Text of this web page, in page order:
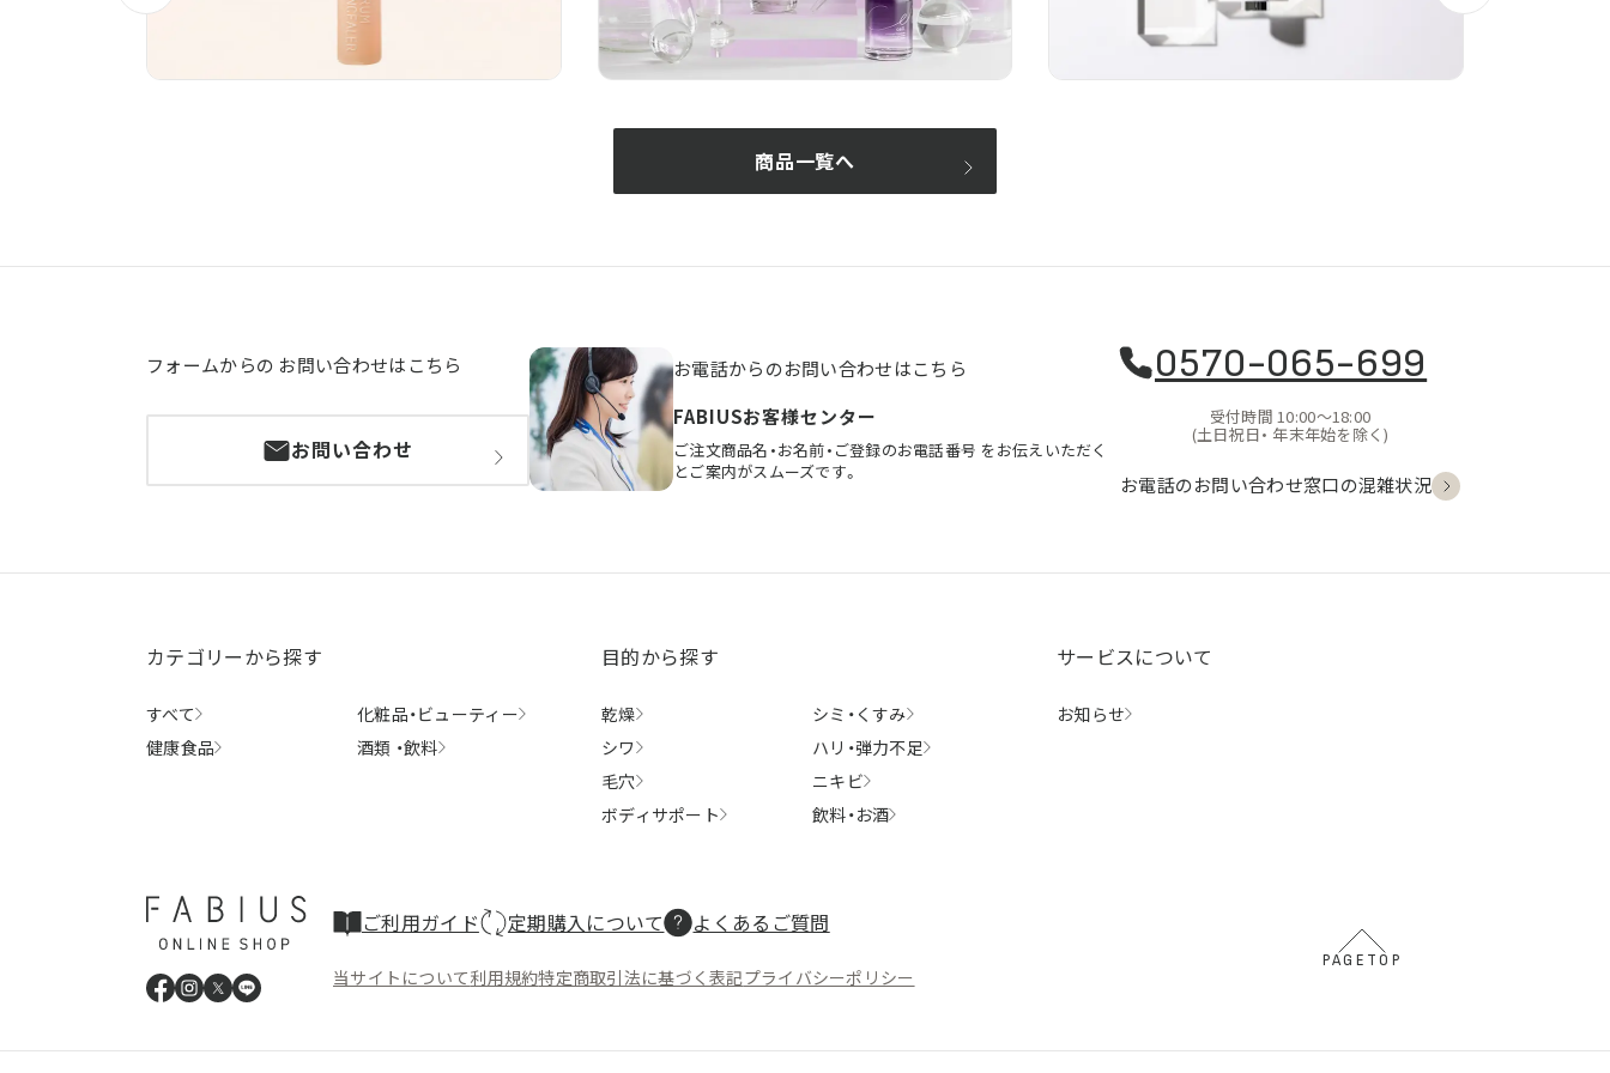
商品一覧へ
フォームからの お問い合わせはこちら
お問い合わせ
お電話からのお問い合わせはこちら
FABIUSお客様センター
ご注文商品名・お名前・ご登録のお電話番号 をお伝えいただく
とご案内がスムーズです。
0570-065-699
受付時間 10:00〜18:00
(土日祝日・ 年末年始を除く)
お電話のお問い合わせ窓口の混雑状況
カテゴリーから探す
すべて 化粧品・ビューティー
健康食品
酒類 ・飲料
目的から探す
乾燥 シミ・ くすみ
シワ
ハリ・弾力不足
毛穴
ニキビ
ボディ サポート 飲料・お酒
サービスについて
お知らせ
ご利用ガイド 定期購入について よくあるご質問
当サイトについて利用規約特定商取引法に基づく表記プライバシーポリシー
PAGETOP